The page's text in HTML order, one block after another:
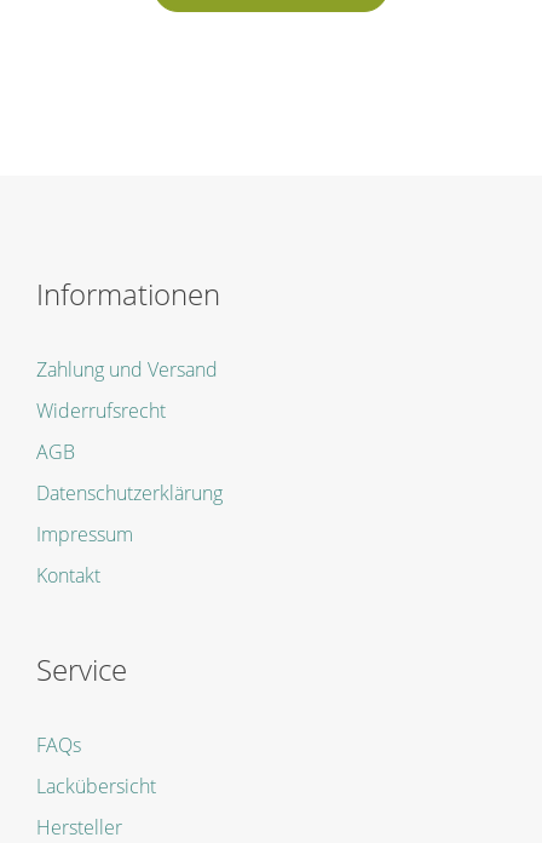
Informationen
Zahlung und Versand
Widerrufsrecht
AGB
Datenschutzerklärung
Impressum
Kontakt
Service
FAQs
Lackübersicht
Hersteller